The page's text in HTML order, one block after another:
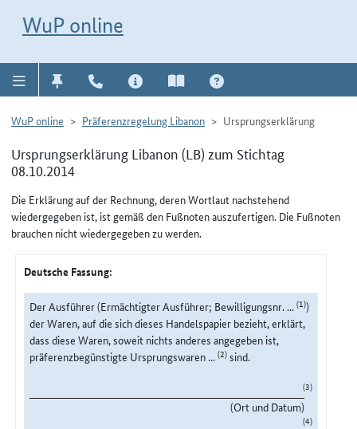
WuP online
WuP online Präferenzregelung Libanon Ursprungserklärung
Ursprungserklärung Libanon (LB) zum Stichtag
08.10.2014
Die Erklärung auf der Rechnung, deren Wortlaut nachstehend
wiedergegeben ist, ist gemäß den Fußnoten auszufertigen. Die Fußnoten
brauchen nicht wiedergegeben zu werden.
Deutsche Fassung:
Der Ausführer (Ermächtigter Ausführer; Bewilligungsnr. ...(1))
der Waren, auf die sich dieses Handelspapier bezieht, erklärt,
dass diese Waren, soweit nichts anderes angegeben ist,
präferenzbegünstigte Ursprungswaren ...(2)sind.
(3)
(Ort und Datum)
(4)